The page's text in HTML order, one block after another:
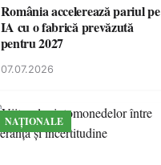
România accelerează pariul pe
IA cu o fabrică prevăzută
pentru 2027
07.07.2026
NAȚIONALE